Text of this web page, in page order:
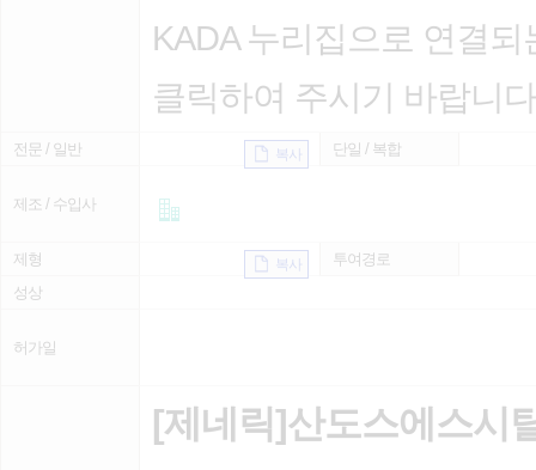
KADA 누리집으로 연결
클릭하여 주시기 바랍니
전문 / 일반 복사 단일 / 복합
제조 / 수입사
제형 복사
투여경로
성상
허가일
[제네릭]산도스에스시